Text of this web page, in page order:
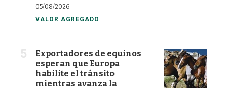
05/08/2026
VALOR AGREGADO
Exportadores de equinos
esperan que Europa
habilite el tránsito
mientras avanza la